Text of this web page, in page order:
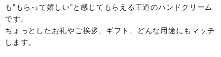
も”もらって嬉しい”と感じてもらえる王道のハンドクリーム
です。
ちょっとしたお礼やご挨拶、ギフト、どんな用途にもマッチ
します。